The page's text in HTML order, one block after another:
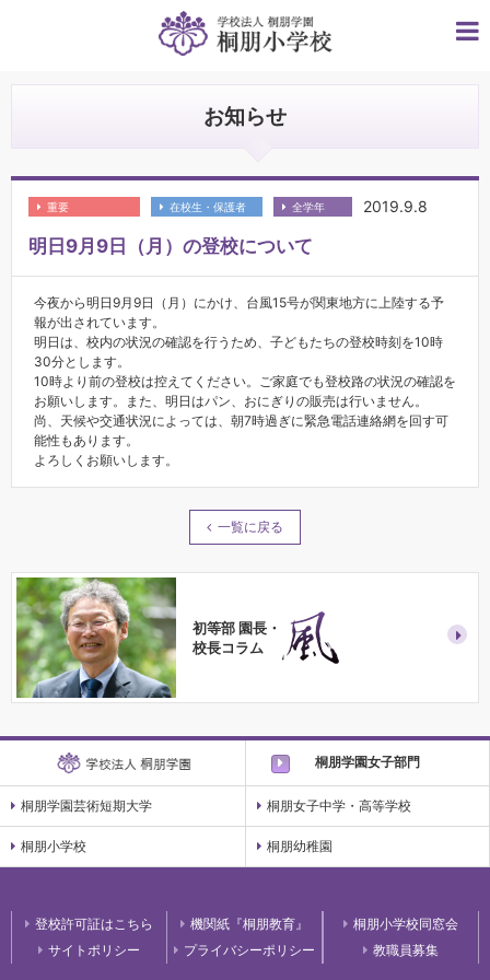
お知らせ
2019.9.8
全学年
在校生・保護者
重要
明日9月9日（月）の登校について
今夜から明日9月9日（月）にかけ、台風15号が関東地方に上陸する予
報が出されています。
明日は、校内の状況の確認を行うため、子どもたちの登校時刻を10時
30分とします。
10時より前の登校は控えてください。ご家庭でも登校路の状況の確認を
お願いします。また、明日はパン、おにぎりの販売は行いません。
尚、天候や交通状況によっては、朝7時過ぎに緊急電話連絡網を回す可
能性もあります。
よろしくお願いします。
一覧に戻る
初等部 園長・
校長コラム
桐朋学園女子部門
桐朋学園芸術短期大学 桐朋女子中学・高等学校
桐朋小学校 桐朋幼稚園
登校許可証はこちら 機関紙『桐朋教育』
桐朋小学校同窓会
サイトポリシー
プライバシーポリシー 教職員募集